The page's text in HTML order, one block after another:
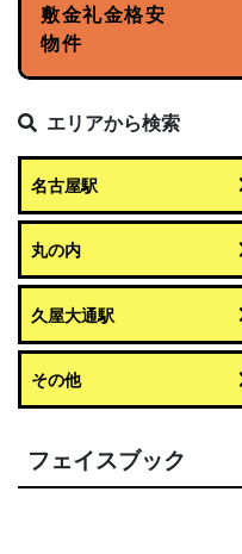
敷金礼金格安
物件
エリアから検索
名古屋駅
丸の内
久屋大通駅
その他
フェイスブック